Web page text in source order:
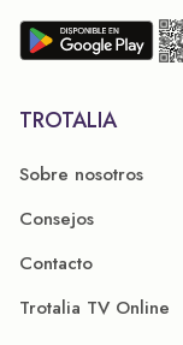
TROTALIA
Sobre nosotros
Consejos
Contacto
Trotalia TV Online